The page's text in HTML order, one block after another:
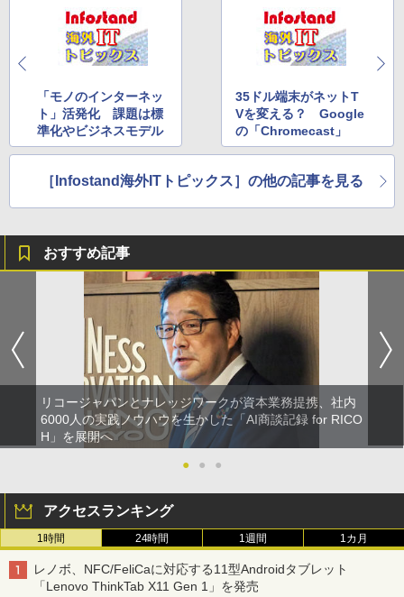
「モノのインターネッ
ト」活発化 課題は標
準化やビジネスモデル
35ドル端末がネットT
Vを変える？ Google
の「Chromecast」
［Infostand海外ITトピックス］の他の記事を見る
おすすめ記事
リコージャパンとナレッジワークが資本業務提携、社内
6000人の実践ノウハウを生かした「AI商談記録 for RICO
H」を展開へ
●
● ●
アクセスランキング
1時間 24時間 1週間 1カ月
レノボ、NFC/FeliCaに対応する11型Androidタブレット
「Lenovo ThinkTab X11 Gen 1」を発売